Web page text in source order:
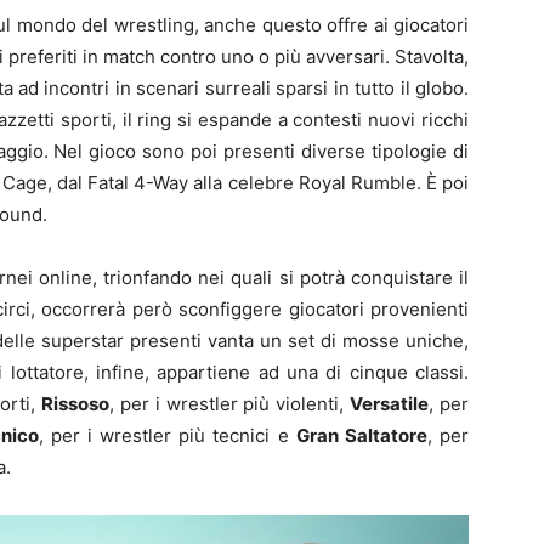
mondo del wrestling, anche questo offre ai giocatori
in match contro uno o più avversari. Stavolta,
ad incontri in scenari surreali sparsi in tutto il globo.
sporti, il ring si espande a contesti nuovi ricchi
Nel gioco sono poi presenti diverse tipologie di
dal Fatal 4-Way alla celebre Royal Rumble. È poi
online, trionfando nei quali si potrà conquistare il
occorrerà però sconfiggere giocatori provenienti
superstar presenti vanta un set di mosse uniche,
infine, appartiene ad una di cinque classi.
Rissoso, per i wrestler più violenti,Versatile, per
, per i wrestler più tecnici e Gran Saltatore, per